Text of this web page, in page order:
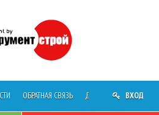
ОБРАТНАЯ СВЯЗЬ ДОСТАВКА О
ВХОД